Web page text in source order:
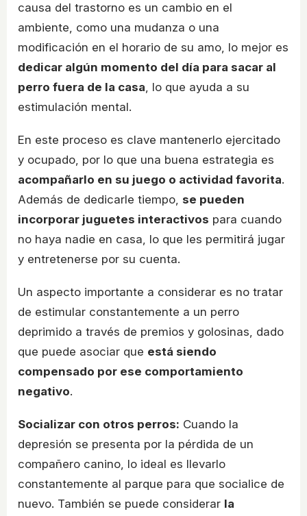
causa del trastorno es un cambio en el
ambiente, como una mudanza o una
modificación en el horario de su amo, lo mejor es
dedicar algún momento del día para sacar al
perro fuera de la casa, lo que ayuda a su
estimulación mental.
En este proceso es clave mantenerlo ejercitado
y ocupado, por lo que una buena estrategia es
acompañarlo en su juego o actividad favorita.
Además de dedicarle tiempo, se pueden
incorporar juguetes interactivos para cuando
no haya nadie en casa, lo que les permitirá jugar
y entretenerse por su cuenta.
Un aspecto importante a considerar es no tratar
de estimular constantemente a un perro
deprimido a través de premios y golosinas, dado
que puede asociar que está siendo
compensado por ese comportamiento
negativo.
Socializar con otros perros: Cuando la
depresión se presenta por la pérdida de un
compañero canino, lo ideal es llevarlo
constantemente al parque para que socialice de
nuevo. También se puede considerar la